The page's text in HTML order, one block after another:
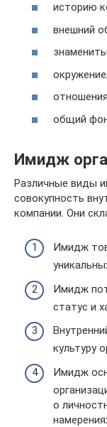
историю
внешний
окружение;
общий
Имидж
Различные виды
совокупность
компании. Они
Имидж
Имидж
статус и
культуру
Имидж
о